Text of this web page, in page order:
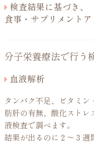
検査結果に基づき、
食事・サプリメントア
分子栄養療法で行う
血液解析
タンパク不足、ビタミ
肪肝の有無、酸化スト
液検査で調べます。
結果が出るのに２〜３週